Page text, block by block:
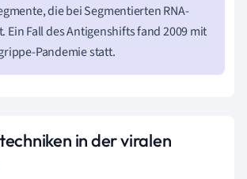
die bei Segmentierten RNA-
Ein Fall des Antigenshifts fand 2009 mit
Pandemie statt.
in der viralen